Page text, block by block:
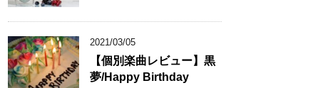
2021/03/05
【個別楽曲レビュー】黒
夢/Happy Birthday